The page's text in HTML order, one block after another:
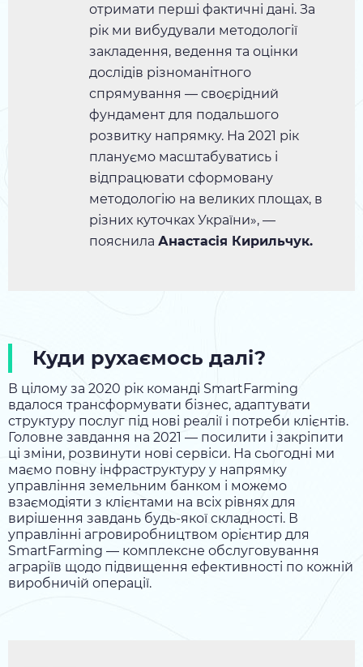
отримати перші фактичні дані. За
рік ми вибудували методології
закладення, ведення та оцінки
дослідів різноманітного
спрямування — своєрідний
фундамент для подальшого
розвитку напрямку. На 2021 рік
плануємо масштабуватись і
відпрацювати сформовану
методологію на великих площах, в
різних куточках України», —
пояснила Анастасія Кирильчук.
Куди рухаємось далі?
В цілому за 2020 рік команді SmartFarming
вдалося трансформувати бізнес, адаптувати
структуру послуг під нові реалії і потреби клієнтів.
Головне завдання на 2021 — посилити і закріпити
ці зміни, розвинути нові сервіси. На сьогодні ми
маємо повну інфраструктуру у напрямку
управління земельним банком і можемо
взаємодіяти з клієнтами на всіх рівнях для
вирішення завдань будь-якої складності. В
управлінні агровиробництвом орієнтир для
SmartFarming — комплексне обслуговування
аграріїв щодо підвищення ефективності по кожній
виробничій операції.